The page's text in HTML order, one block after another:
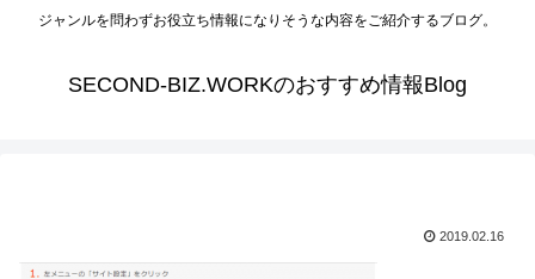
ジャンルを問わずお役立ち情報になりそうな内容をご紹介するブログ。
SECOND-BIZ.WORKのおすすめ情報Blog
2019.02.16